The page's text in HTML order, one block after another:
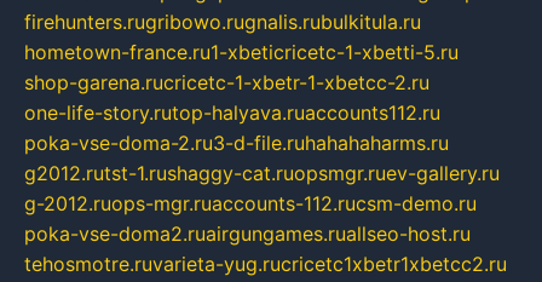
firehunters.rugribowo.rugnalis.rubulkitula.ru
hometown-france.ru1-xbeticricetc-1-xbetti-5.ru
shop-garena.rucricetc-1-xbetr-1-xbetcc-2.ru
one-life-story.rutop-halyava.ruaccounts112.ru
poka-vse-doma-2.ru3-d-file.ruhahahaharms.ru
g2012.rutst-1.rushaggy-cat.ruopsmgr.ruev-gallery.ru
g-2012.ruops-mgr.ruaccounts-112.rucsm-demo.ru
poka-vse-doma2.ruairgungames.ruallseo-host.ru
tehosmotre.ruvarieta-yug.rucricetc1xbetr1xbetcc2.ru